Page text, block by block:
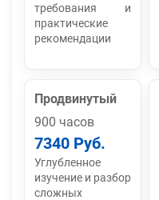
требования и
практические
рекомендации
Продвинутый
900 часов
7340 Руб.
Углубленное
изучение и разбор
сложных